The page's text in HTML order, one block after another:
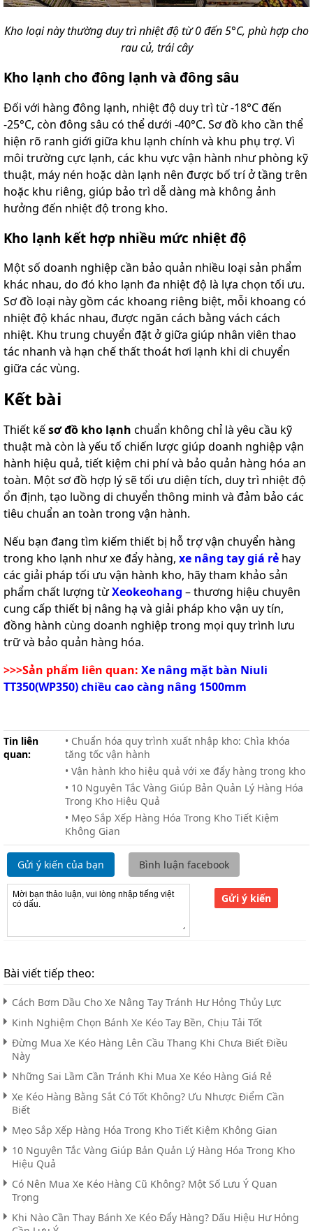
Kho loại này thường duy trì nhiệt độ từ 0 đến 5°C, phù hợp cho
rau củ, trái cây
Kho lạnh cho đông lạnh và đông sâu
Đối với hàng đông lạnh, nhiệt độ duy trì từ -18°C đến
-25°C, còn đông sâu có thể dưới -40°C. Sơ đồ kho cần thể
hiện rõ ranh giới giữa khu lạnh chính và khu phụ trợ. Vì
môi trường cực lạnh, các khu vực vận hành như phòng kỹ
thuật, máy nén hoặc dàn lạnh nên được bố trí ở tầng trên
hoặc khu riêng, giúp bảo trì dễ dàng mà không ảnh
hưởng đến nhiệt độ trong kho.
Kho lạnh kết hợp nhiều mức nhiệt độ
Một số doanh nghiệp cần bảo quản nhiều loại sản phẩm
khác nhau, do đó kho lạnh đa nhiệt độ là lựa chọn tối ưu.
Sơ đồ loại này gồm các khoang riêng biệt, mỗi khoang có
nhiệt độ khác nhau, được ngăn cách bằng vách cách
nhiệt. Khu trung chuyển đặt ở giữa giúp nhân viên thao
tác nhanh và hạn chế thất thoát hơi lạnh khi di chuyển
giữa các vùng.
Kết bài
Thiết kếsơ đồ kho lạnh chuẩn không chỉ là yêu cầu kỹ
thuật mà còn là yếu tố chiến lược giúp doanh nghiệp vận
hành hiệu quả, tiết kiệm chi phí và bảo quản hàng hóa an
toàn. Một sơ đồ hợp lý sẽ tối ưu diện tích, duy trì nhiệt độ
ổn định, tạo luồng di chuyển thông minh và đảm bảo các
tiêu chuẩn an toàn trong vận hành.
Nếu bạn đang tìm kiếm thiết bị hỗ trợ vận chuyển hàng
trong kho lạnh như xe đẩy hàng, xe nâng tay giá rẻ hay
các giải pháp tối ưu vận hành kho, hãy tham khảo sản
phẩm chất lượng từXeokeohang – thương hiệu chuyên
cung cấp thiết bị nâng hạ và giải pháp kho vận uy tín,
đồng hành cùng doanh nghiệp trong mọi quy trình lưu
trữ và bảo quản hàng hóa.
>>>Sản phẩm liên quan: Xe nâng mặt bàn Niuli
TT350(WP350) chiều cao càng nâng 1500mm
Tin liên
quan:
• Chuẩn hóa quy trình xuất nhập kho: Chìa khóa
tăng tốc vận hành
• Vận hành kho hiệu quả với xe đẩy hàng trong kho
• 10 Nguyên Tắc Vàng Giúp Bản Quản Lý Hàng Hóa
Trong Kho Hiệu Quả
• Mẹo Sắp Xếp Hàng Hóa Trong Kho Tiết Kiệm
Không Gian
Gửi ý kiến của bạn Bình luận facebook
Gửi ý kiến
Bài viết tiếp theo:
Cách Bơm Dầu Cho Xe Nâng Tay Tránh Hư Hỏng Thủy Lực
Kinh Nghiệm Chọn Bánh Xe Kéo Tay Bền, Chịu Tải Tốt
Đừng Mua Xe Kéo Hàng Lên Cầu Thang Khi Chưa Biết Điều
Này
Những Sai Lầm Cần Tránh Khi Mua Xe Kéo Hàng Giá Rẻ
Xe Kéo Hàng Bằng Sắt Có Tốt Không? Ưu Nhược Điểm Cần
Biết
Mẹo Sắp Xếp Hàng Hóa Trong Kho Tiết Kiệm Không Gian
10 Nguyên Tắc Vàng Giúp Bản Quản Lý Hàng Hóa Trong Kho
Hiệu Quả
Có Nên Mua Xe Kéo Hàng Cũ Không? Một Số Lưu Ý Quan
Trọng
Khi Nào Cần Thay Bánh Xe Kéo Đẩy Hàng? Dấu Hiệu Hư Hỏng